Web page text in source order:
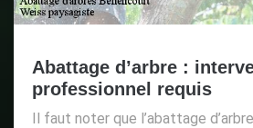
Abattage d’arbre :
professionnel requis
Il faut noter que l’abattage